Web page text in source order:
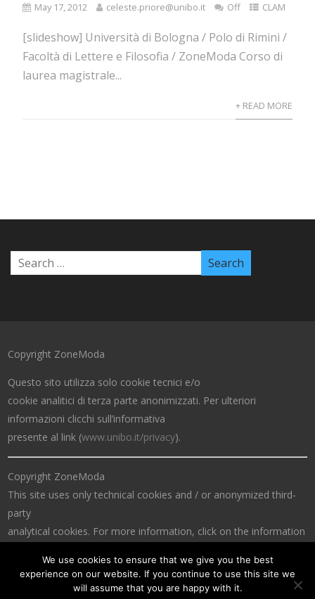
May 17, 2012 celeste.priore@unibo.it Off CLAM
[slideshow] Università di Bologna / Polo di Rimini /
Facoltà di Lettere e Filosofia / ZoneModa Corso di
laurea magistrale...
+ READ MORE
Copyright ZoneModa
Questo sito utilizza solo cookie tecnici e/o
cookie analitici di terza parte anonimizzati. Per ulteriori
informazioni clicchi sull’informativa
presente al link (www.unibo.it/privacy).
Copyright ZoneModa
This site uses only technical cookies and / or anonymized third-
party
analytical cookies. For more information, click on the information
We use cookies to ensure that we give you the best
experience on our website. If you continue to use this site we
will assume that you are happy with it.